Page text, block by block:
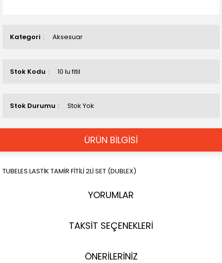
Kategori Aksesuar
Stok Kodu 10 lu fitil
Stok Durumu Stok Yok
ÜRÜN BİLGİSİ
TUBELES LASTİK TAMİR FİTİLİ 2Lİ SET (DUBLEX)
YORUMLAR
TAKSİT SEÇENEKLERİ
ÖNERİLERİNİZ